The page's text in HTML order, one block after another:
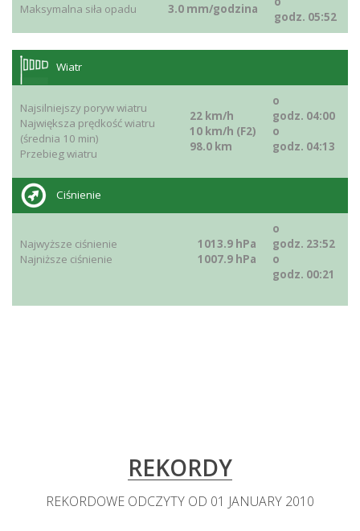
Maksymalna siła opadu
3.0 mm/godzina
godz. 05:52
Wiatr
Najsilniejszy poryw wiatru
Największa prędkość wiatru
(średnia 10 min)
Przebieg wiatru
22 km/h
10 km/h (F2)
98.0 km
o
godz. 04:00
o
godz. 04:13
Ciśnienie
Najwyższe ciśnienie
Najniższe ciśnienie
1013.9 hPa
1007.9 hPa
o
godz. 23:52
o
godz. 00:21
REKORDY
REKORDOWE ODCZYTY OD 01 JANUARY 2010